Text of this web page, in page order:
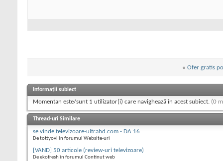
« Ofer gratis
Informații subiect
Momentan este/sunt 1 utilizator(i) care navighează în acest subiect. (0
Thread-uri Similare
se vinde televizoare-ultrahd.com - DA 16
De tottyovi în forumul Website-uri
[VAND] 50 articole (review-uri televizoare)
De ekofresh în forumul Continut web